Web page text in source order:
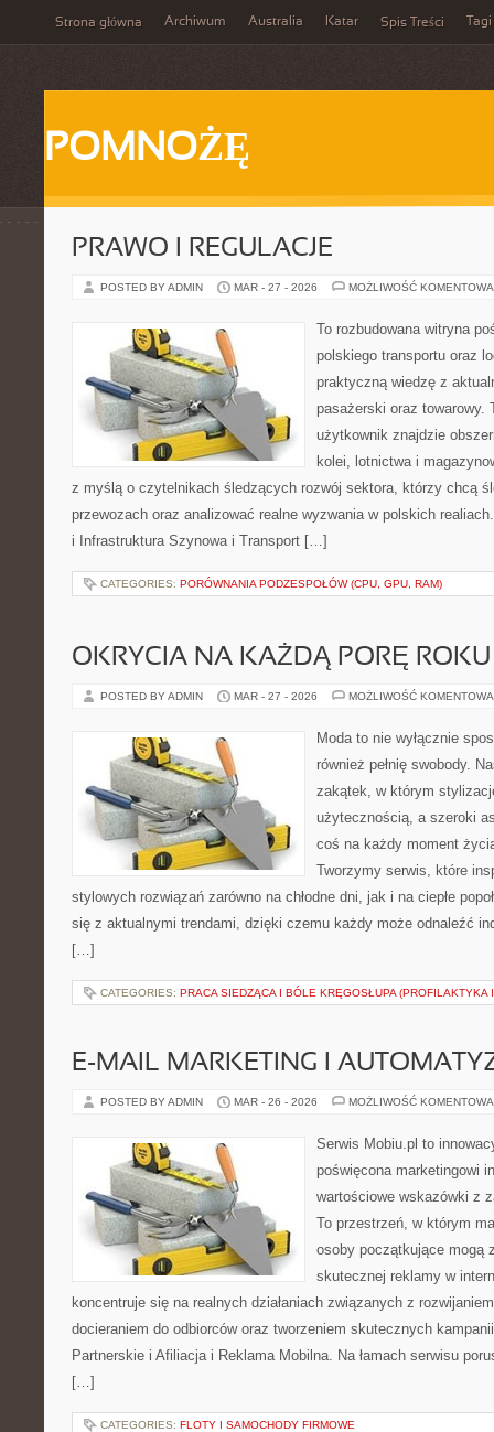
Strona główna Archiwum Australia Katar Spis Treści Tagi
POMNOŻĘ
PRAWO I REGULACJE
POSTED BY ADMIN MAR - 27 - 2026 MOŻLIWOŚĆ
To rozbudowana witryna
polskiego transportu oraz
praktyczną wiedzę z
pasażerski oraz towarowy.
użytkownik znajdzie
kolei, lotnictwa i
z myślą o czytelnikach śledzących rozwój sektora, którzy chcą
przewozach oraz analizować realne wyzwania w polskich
i Infrastruktura Szynowa i Transport […]
CATEGORIES: PORÓWNANIA PODZESPOŁÓW (CPU, GPU, RAM)
OKRYCIA NA KAŻDĄ PORĘ ROKU
POSTED BY ADMIN MAR - 27 - 2026 MOŻLIWOŚĆ
Moda to nie wyłącznie
również pełnię swobody.
zakątek, w którym
użytecznością, a szeroki
coś na każdy moment
Tworzymy serwis, które
stylowych rozwiązań zarówno na chłodne dni, jak i na ciepłe
się z aktualnymi trendami, dzięki czemu każdy może odnaleźć
[…]
CATEGORIES: PRACA SIEDZĄCA I BÓLE KRĘGOSŁUPA (PROFILAKTYKA
E-MAIL MARKETING I
POSTED BY ADMIN MAR - 26 - 2026 MOŻLIWOŚĆ
Serwis Mobiu.pl to
poświęcona marketingowi
wartościowe wskazówki z
To przestrzeń, w którym
osoby początkujące mogą
skutecznej reklamy w
koncentruje się na realnych działaniach związanych z
docieraniem do odbiorców oraz tworzeniem skutecznych
Partnerskie i Afiliacja i Reklama Mobilna. Na łamach serwisu
[…]
CATEGORIES: FLOTY I SAMOCHODY FIRMOWE